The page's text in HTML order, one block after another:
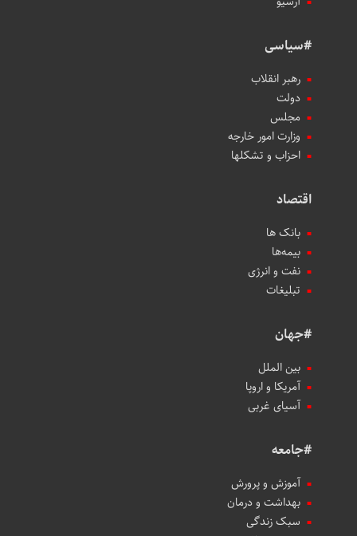
#سیاسی
رهبر انقلاب
دولت
مجلس
وزارت امور خارجه
احزاب و تشکلها
اقتصاد
بانک ها
بیمه‌ها
نفت و انرژی
تبلیغات
#جهان
بین الملل
آمریکا و اروپا
آسیای غربی
#جامعه
آموزش و پرورش
بهداشت و درمان
سبک زندگی